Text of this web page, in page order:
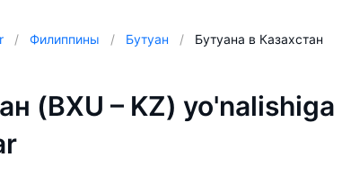
Филиппины Бутуан Бутуана в Казахстан
(BXU – KZ) yo'nalishiga